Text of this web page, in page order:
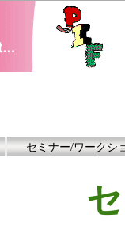
セミナー/ワークシ